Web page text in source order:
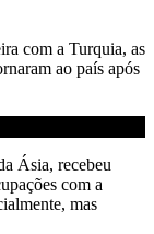
com a Turquia, as
ao país após
Ásia, recebeu
com a
mas